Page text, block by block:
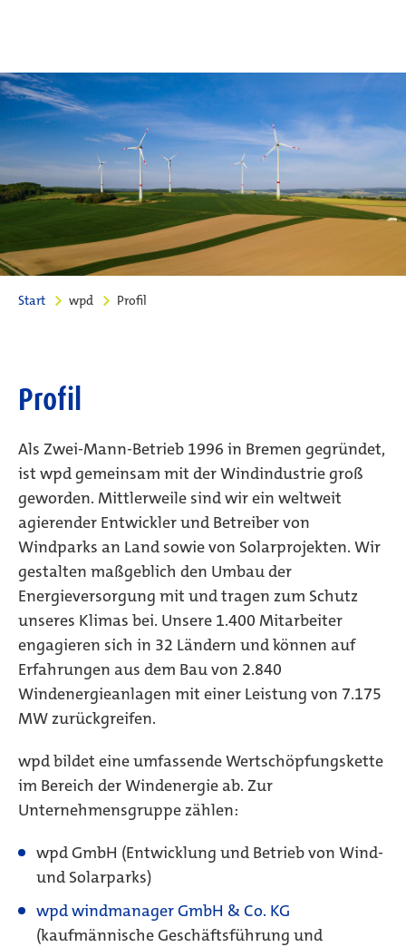
Start wpd Profil
Profil
Als Zwei-Mann-Betrieb 1996 in Bremen gegründet,
ist wpd gemeinsam mit der Windindustrie groß
geworden. Mittlerweile sind wir ein weltweit
agierender Entwickler und Betreiber von
Windparks an Land sowie von Solarprojekten. Wir
gestalten maßgeblich den Umbau der
Energieversorgung mit und tragen zum Schutz
unseres Klimas bei. Unsere 1.400 Mitarbeiter
engagieren sich in 32 Ländern und können auf
Erfahrungen aus dem Bau von 2.840
Windenergieanlagen mit einer Leistung von 7.175
MW zurückgreifen.
wpd bildet eine umfassende Wertschöpfungskette
im Bereich der Windenergie ab. Zur
Unternehmensgruppe zählen:
wpd GmbH (Entwicklung und Betrieb von Wind-
und Solarparks)
wpd windmanager GmbH & Co. KG
(kaufmännische Geschäftsführung und